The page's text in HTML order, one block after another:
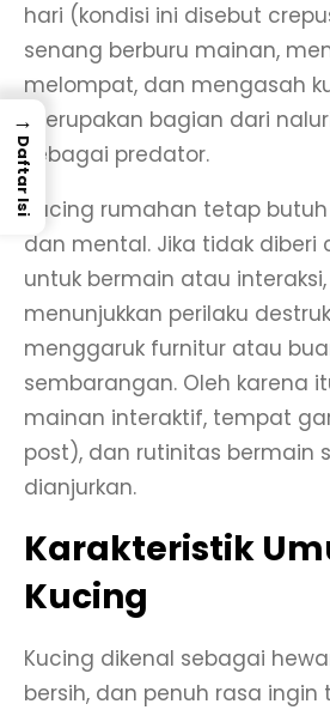
hari (kondisi ini disebut
senang berburu mainan,
melompat, dan mengasah
merupakan bagian dari
sebagai predator.
Kucing rumahan tetap
dan mental. Jika tidak diberi
untuk bermain atau
menunjukkan perilaku
menggaruk furnitur atau
sembarangan. Oleh karena
mainan interaktif, tempat
post), dan rutinitas bermain
dianjurkan.
Karakteristik
Kucing
Kucing dikenal sebagai
bersih, dan penuh rasa ingin
→
Daftar Isi